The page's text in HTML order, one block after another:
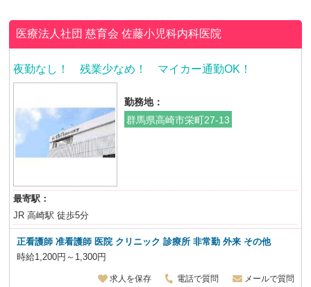
医療法人社団 慈育会佐藤小児科内科医院
夜勤なし！ 残業少なめ！ マイカー通勤OK！
勤務地：
群馬県高崎市栄町27-13
最寄駅：
JR 高崎駅 徒歩5分
正看護師 准看護師 医院 クリニック 診療所 非常勤 外来 その他
時給1,200円～1,300円
求人を保存 電話で質問 メールで質問